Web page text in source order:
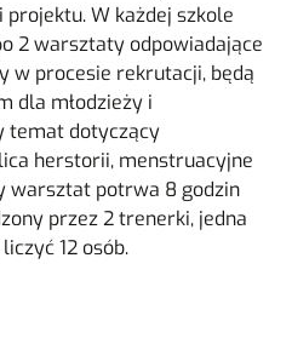
W każdej szkole
2 warsztaty odpowiadające
w procesie rekrutacji, będą
dla młodzieży i
temat dotyczący
herstorii, menstruacyjne
warsztat potrwa 8 godzin
przez 2 trenerki, jedna
12 osób.